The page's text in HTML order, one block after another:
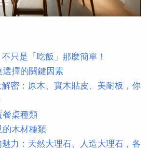
只是「吃飯」那麼簡單！
選擇的關鍵因素
密：原木、實木貼皮、美耐板，你
餐桌種類
的木材種類
力：天然大理石、人造大理石，各